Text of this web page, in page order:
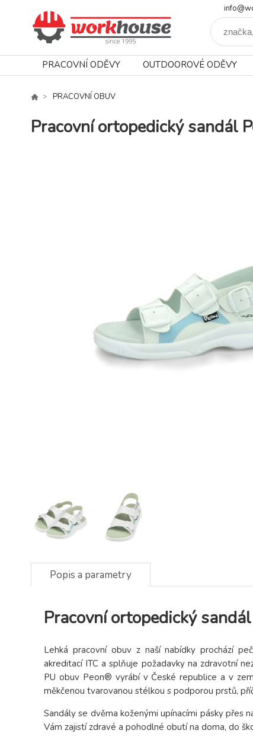
PRACOVNÍ ODĚVY OUTDOOROVÉ ODĚVY
PRACOVNÍ OBUV
Pracovní ortopedický sandál
Popis a parametry
Pracovní ortopedický
Lehká pracovní obuv z naší nabídky prochází
akreditací ITC a splňuje požadavky na zdravotní
PU obuv Peon® vyrábí v České republice a v
měkčenou tvarovanou stélkou s podporou prstů,
Sandály se dvěma koženými upínacími pásky přes
Vám zajistí zdravé a pohodlné obutí na doma, do